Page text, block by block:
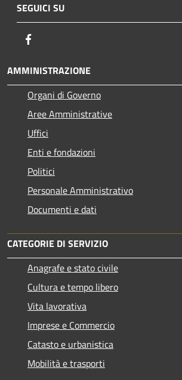
SEGUICI SU
AMMINISTRAZIONE
Organi di Governo
Aree Amministrative
Uffici
Enti e fondazioni
Politici
Personale Amministrativo
Documenti e dati
CATEGORIE DI SERVIZIO
Anagrafe e stato civile
Cultura e tempo libero
Vita lavorativa
Imprese e Commercio
Catasto e urbanistica
Mobilità e trasporti